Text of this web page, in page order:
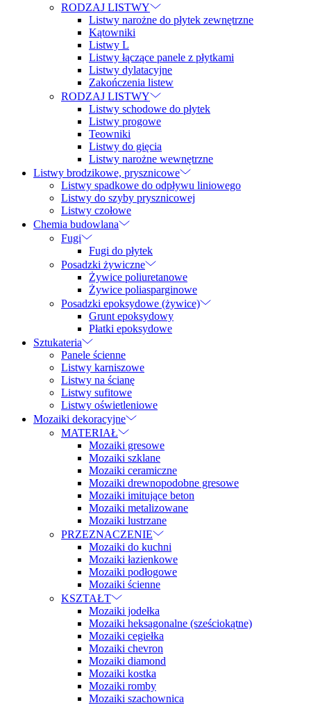
RODZAJ LISTWY
Listwy narożne do płytek zewnętrzne
Kątowniki
Listwy L
Listwy łączące panele z płytkami
Listwy dylatacyjne
Zakończenia listew
RODZAJ LISTWY
Listwy schodowe do płytek
Listwy progowe
Teowniki
Listwy do gięcia
Listwy narożne wewnętrzne
Listwy brodzikowe, prysznicowe
Listwy spadkowe do odpływu liniowego
Listwy do szyby prysznicowej
Listwy czołowe
Chemia budowlana
Fugi
Fugi do płytek
Posadzki żywiczne
Żywice poliuretanowe
Żywice poliasparginowe
Posadzki epoksydowe (żywice)
Grunt epoksydowy
Płatki epoksydowe
Sztukateria
Panele ścienne
Listwy karniszowe
Listwy na ścianę
Listwy sufitowe
Listwy oświetleniowe
Mozaiki dekoracyjne
MATERIAŁ
Mozaiki gresowe
Mozaiki szklane
Mozaiki ceramiczne
Mozaiki drewnopodobne gresowe
Mozaiki imitujące beton
Mozaiki metalizowane
Mozaiki lustrzane
PRZEZNACZENIE
Mozaiki do kuchni
Mozaiki łazienkowe
Mozaiki podłogowe
Mozaiki ścienne
KSZTAŁT
Mozaiki jodełka
Mozaiki heksagonalne (sześciokątne)
Mozaiki cegiełka
Mozaiki chevron
Mozaiki diamond
Mozaiki kostka
Mozaiki romby
Mozaiki szachownica